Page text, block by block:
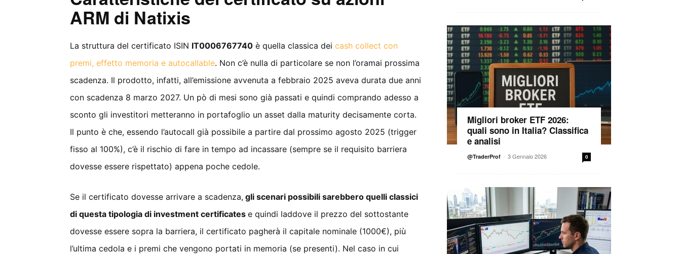
ARM di Natixis
La struttura del certificato ISIN IT0006767740 è quella classica dei cash collect con
premi, effetto memoria e autocallable. Non c’è nulla di particolare se non l’oramai prossima
scadenza. Il prodotto, infatti, all’emissione avvenuta a febbraio 2025 aveva durata due anni
con scadenza 8 marzo 2027. Un pò di mesi sono già passati e quindi comprando adesso a
sconto gli investitori metteranno in portafoglio un asset dalla maturity decisamente corta.
Il punto è che, essendo l’autocall già possibile a partire dal prossimo agosto 2025 (trigger
fisso al 100%), c’è il rischio di fare in tempo ad incassare (sempre se il requisito barriera
dovesse essere rispettato) appena poche cedole.
Se il certificato dovesse arrivare a scadenza, gli scenari possibili sarebbero quelli classici
di questa tipologia di investment certificates e quindi laddove il prezzo del sottostante
dovesse essere sopra la barriera, il certificato pagherà il capitale nominale (1000€), più
l’ultima cedola e i premi che vengono portati in memoria (se presenti). Nel caso in cui
Migliori broker ETF 2026:
quali sono in Italia? Classifica
e analisi
@TraderProf - 3 Gennaio 2026 0